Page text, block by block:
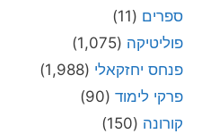
ספרים (11)
פוליטיקה (1,075)
פנחס יחזקאלי (1,988)
פרקי לימוד (90)
קורונה (150)